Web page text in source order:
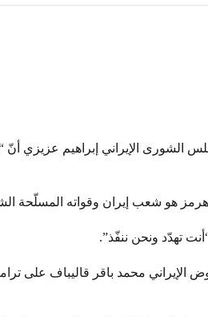
الشورى الإيراني إبراهيم عزيزي
هو شعب إيران وقواته المسلّحة
تهدّد ونحن ننفّذ”.
محمد باقر قاليباف على ترامب،